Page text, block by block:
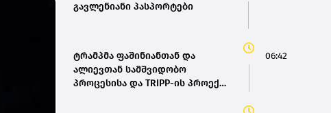
გავლენიანი პასპორტები
ტრამპმა ფაშინიანთან და
ალიევთან სამშვიდობო
პროცესისა და TRIPP-ის პროექტი
06:42